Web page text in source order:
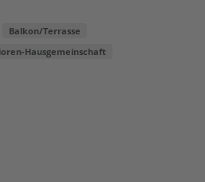
Balkon/Terrasse
Hausgemeinschaft